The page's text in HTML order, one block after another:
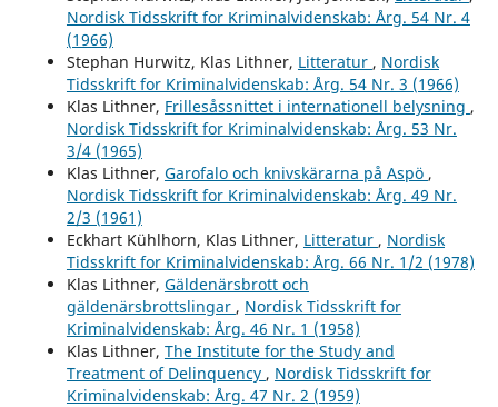
Nordisk Tidsskrift for Kriminalvidenskab: Årg. 54 Nr. 4
(1966)
Stephan Hurwitz, Klas Lithner, Litteratur , Nordisk
Tidsskrift for Kriminalvidenskab: Årg. 54 Nr. 3 (1966)
Klas Lithner, Frillesåssnittet i internationell belysning ,
Nordisk Tidsskrift for Kriminalvidenskab: Årg. 53 Nr.
3/4 (1965)
Klas Lithner, Garofalo och knivskärarna på Aspö ,
Nordisk Tidsskrift for Kriminalvidenskab: Årg. 49 Nr.
2/3 (1961)
Eckhart Kühlhorn, Klas Lithner, Litteratur , Nordisk
Tidsskrift for Kriminalvidenskab: Årg. 66 Nr. 1/2 (1978)
Klas Lithner, Gäldenärsbrott och
gäldenärsbrottslingar , Nordisk Tidsskrift for
Kriminalvidenskab: Årg. 46 Nr. 1 (1958)
Klas Lithner, The Institute for the Study and
Treatment of Delinquency , Nordisk Tidsskrift for
Kriminalvidenskab: Årg. 47 Nr. 2 (1959)